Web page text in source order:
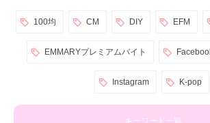
100均 CM DIY EFM
EMMARYプレミアムバイト
Instagram K-pop